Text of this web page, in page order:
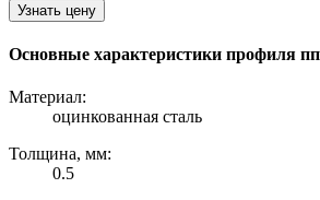
Узнать цену
Основные характеристики профиля
Материал:
оцинкованная сталь
Толщина, мм:
0.5